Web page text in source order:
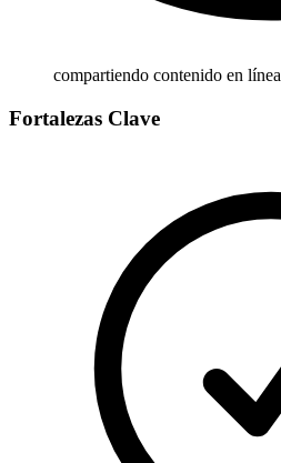
compartiendo contenido en línea
Fortalezas Clave